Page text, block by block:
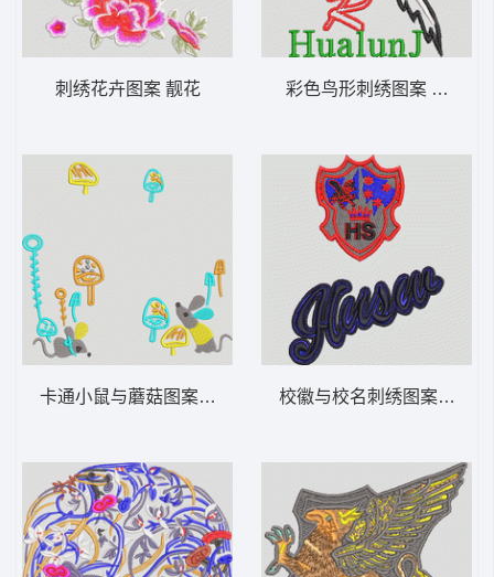
刺绣花卉图案 靓花
卡通小鼠与蘑菇图案 老鼠和蘑菇
彩色鸟形刺绣图案 小鸟亮
校徽与校名刺绣图案 徽章